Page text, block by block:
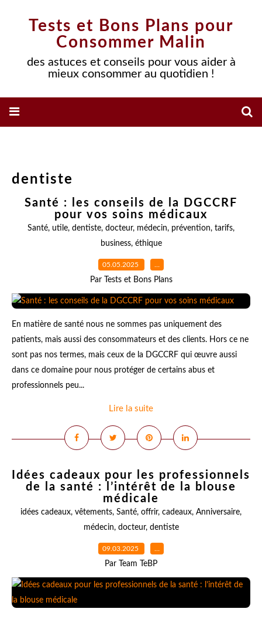
Tests et Bons Plans pour
Consommer Malin
des astuces et conseils pour vous aider à
mieux consommer au quotidien !
dentiste
Santé : les conseils de la DGCCRF
pour vos soins médicaux
Santé, utile, dentiste, docteur, médecin, prévention, tarifs,
business, éthique
05.05.2025 …
Par Tests et Bons Plans
En matière de santé nous ne sommes pas uniquement des
patients, mais aussi des consommateurs et des clients. Hors ce ne
sont pas nos termes, mais ceux de la DGCCRF qui œuvre aussi
dans ce domaine pour nous protéger de certains abus et
professionnels peu...
Lire la suite
Idées cadeaux pour les professionnels
de la santé : l’intérêt de la blouse
médicale
idées cadeaux, vêtements, Santé, offrir, cadeaux, Anniversaire,
médecin, docteur, dentiste
09.03.2025 …
Par Team TeBP